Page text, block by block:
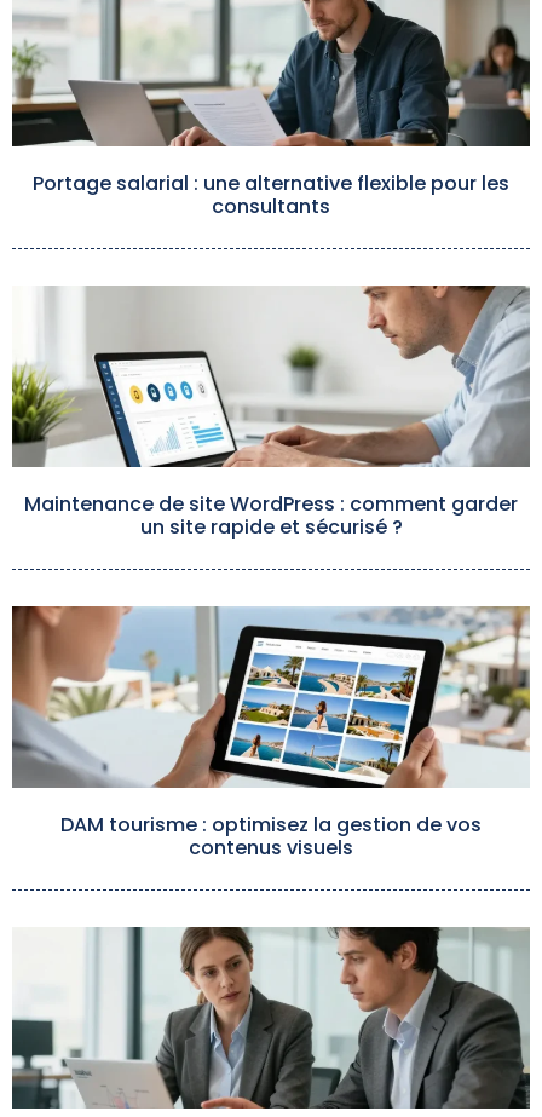
Portage salarial : une alternative flexible pour les
consultants
Maintenance de site WordPress : comment garder
un site rapide et sécurisé ?
DAM tourisme : optimisez la gestion de vos
contenus visuels